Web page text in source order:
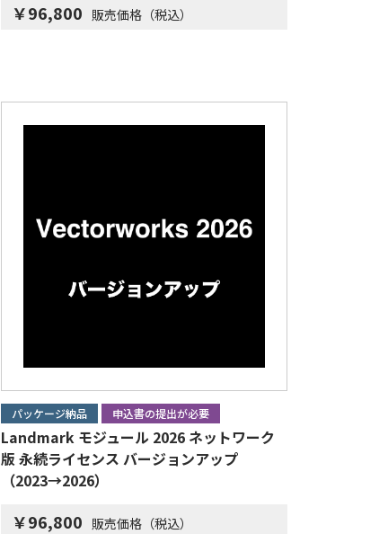
￥96,800 販売価格（税込）
パッケージ納品 申込書の提出が必要
Landmark モジュール 2026 ネットワーク
版 永続ライセンス バージョンアップ
（2023→2026）
￥96,800 販売価格（税込）